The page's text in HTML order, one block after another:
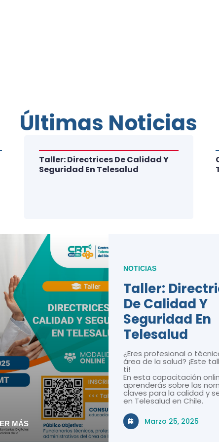
MÁS
NOTICIAS
Taller:
De Calidad Y
Seguridad En
Telesalud
¿Eres profesional o
área de la salud? ¡Este
ti!
En esta capacitación
aprenderás sobre las
claves para la calidad y
en Telesalud en Chile.
Marzo 25, 2025
Taller: Directrices De Calidad Y
Seguridad En Telesalud
Últimas Noticias